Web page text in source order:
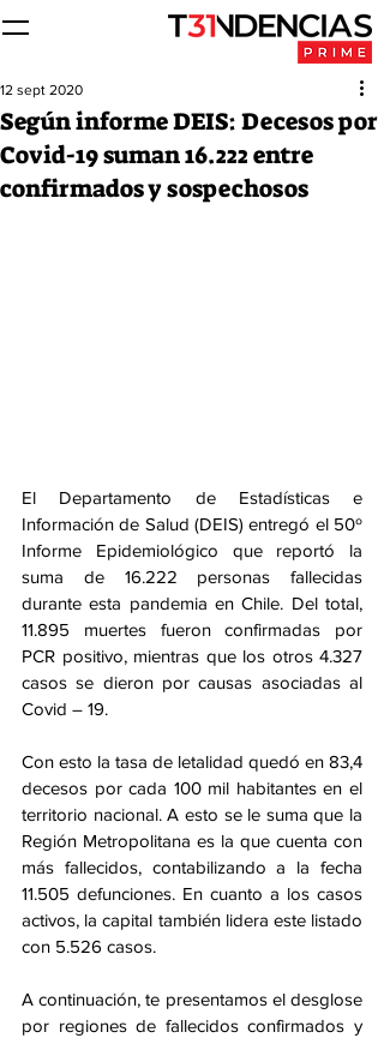
Según informe DEIS: Decesos por
Covid-19 suman 16.222 entre
confirmados y sospechosos
12 sept 2020
El Departamento de Estadísticas e
Información de Salud (DEIS) entregó el 50º
Informe Epidemiológico que reportó la
suma de 16.222 personas fallecidas
durante esta pandemia en Chile. Del total,
11.895 muertes fueron confirmadas por
PCR positivo, mientras que los otros 4.327
casos se dieron por causas asociadas al
Covid – 19.
Con esto la tasa de letalidad quedó en 83,4
decesos por cada 100 mil habitantes en el
territorio nacional. A esto se le suma que la
Región Metropolitana es la que cuenta con
más fallecidos, contabilizando a la fecha
11.505 defunciones. En cuanto a los casos
activos, la capital también lidera este listado
con 5.526 casos.
A continuación, te presentamos el desglose
por regiones de fallecidos confirmados y